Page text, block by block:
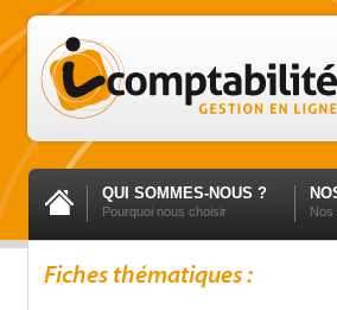
QUI SOMMES-NOUS ?
Pourquoi nous choisir Nos
Fiches thématiques :